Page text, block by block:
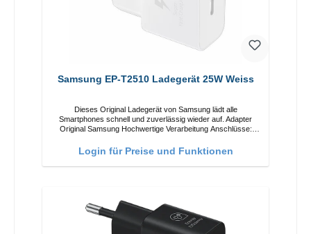
Samsung EP-T2510 Ladegerät 25W Weiss
Dieses Original Ladegerät von Samsung lädt alle
Smartphones schnell und zuverlässig wieder auf. Adapter
Original Samsung Hochwertige Verarbeitung Anschlüsse:
Login für Preise und Funktionen